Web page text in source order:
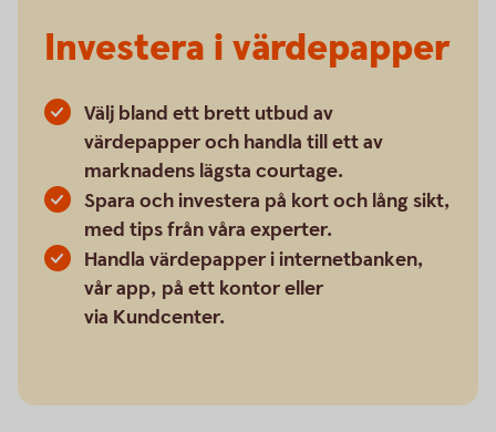
Investera i värdepapper
Välj bland ett brett utbud av
värdepapper och handla till ett av
marknadens lägsta courtage.
Spara och investera på kort och lång sikt,
med tips från våra experter.
Handla värdepapper i internetbanken,
vår app, på ett kontor eller
via Kundcenter.